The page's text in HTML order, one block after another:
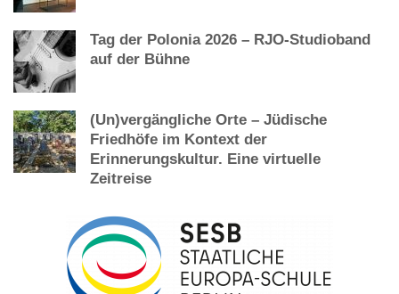
Tag der Polonia 2026 – RJO-Studioband
auf der Bühne
(Un)vergängliche Orte – Jüdische
Friedhöfe im Kontext der
Erinnerungskultur. Eine virtuelle
Zeitreise